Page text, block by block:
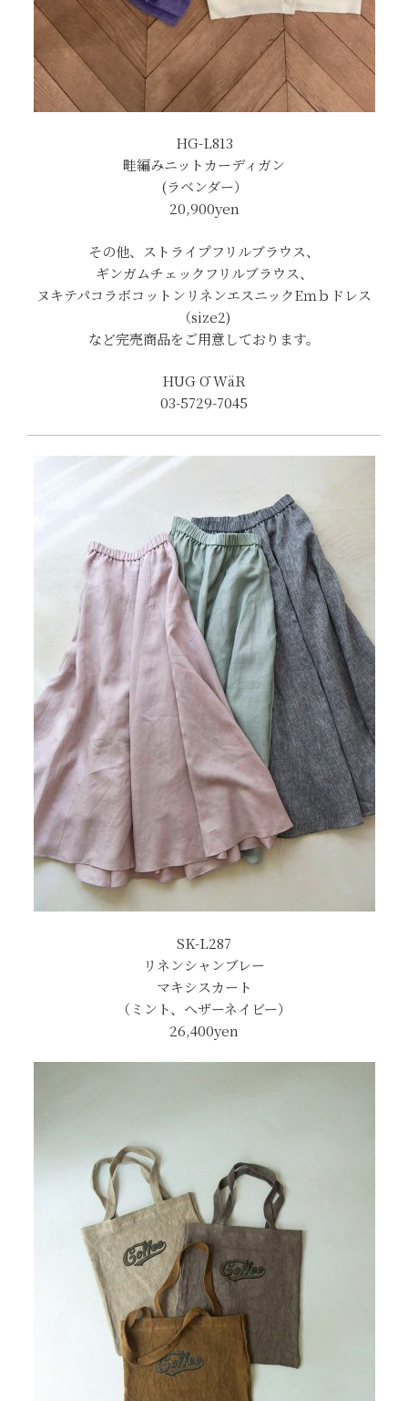
HG-L813
畦編みニットカーディガン
(ラベンダー）
20,900yen
その他、ストライプフリルブラウス、
ギンガムチェックフリルブラウス、
ヌキテパコラボコットンリネンエスニックEｍｂドレス
（size2)
など完売商品をご用意しております。
HUG Ō WäR
03-5729-7045
SK-L287
リネンシャンブレー
マキシスカート
（ミント、ヘザーネイビー）
26,400yen